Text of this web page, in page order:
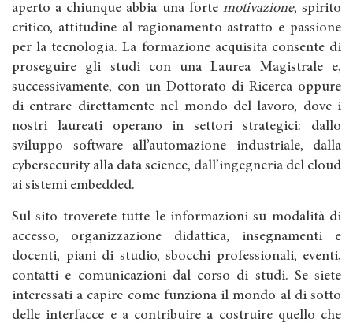
aperto a chiunque abbia una forte motivazione, spirito
critico, attitudine al ragionamento astratto e passione
per la tecnologia. La formazione acquisita consente di
proseguire gli studi con una Laurea Magistrale e,
successivamente, con un Dottorato di Ricerca oppure
di entrare direttamente nel mondo del lavoro, dove i
nostri laureati operano in settori strategici: dallo
sviluppo software all’automazione industriale, dalla
cybersecurity alla data science, dall’ingegneria del cloud
ai sistemi embedded.
Sul sito troverete tutte le informazioni su modalità di
accesso, organizzazione didattica, insegnamenti e
docenti, piani di studio, sbocchi professionali, eventi,
contatti e comunicazioni dal corso di studi. Se siete
interessati a capire come funziona il mondo al di sotto
delle interfacce e a contribuire a costruire quello che